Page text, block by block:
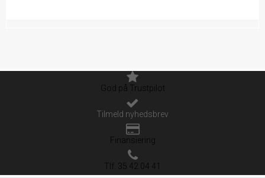
God på Trustpilot
Tilmeld nyhedsbrev
Finansiering
Tlf. 35 42 04 41